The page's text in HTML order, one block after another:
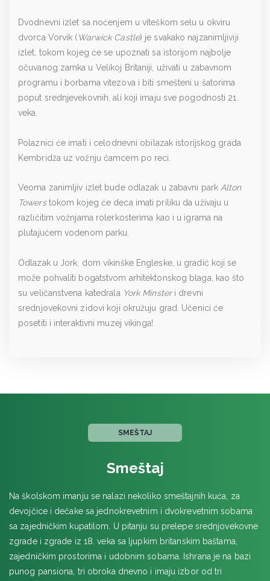
Dvodnevni izlet sa noćenjem u viteškom selu u okviru
dvorca Vorvik (Warwick Castle) je svakako najzanimljiviji
izlet, tokom kojeg će se upoznati sa istorijom najbolje
očuvanog zamka u Velikoj Britaniji, uživati u zabavnom
programu i borbama vitezova i biti smešteni u šatorima
poput srednjevekovnih, ali koji imaju sve pogodnosti 21.
veka.
Polaznici će imati i celodnevni obilazak istorijskog grada
Kembridža uz vožnju čamcem po reci.
Veoma zanimljiv izlet bude odlazak u zabavni park Alton
Towerstokom kojeg će deca imati priliku da uživaju u
različitim vožnjama rolerkosterima kao i u igrama na
plutajućem vodenom parku.
Odlazak u Jork, dom vikinške Engleske, u gradić koji se
može pohvaliti bogatstvom arhitektonskog blaga, kao što
su veličanstvena katedrala York Minsteri drevni
srednjovekovni zidovi koji okružuju grad. Učenici će
posetiti i interaktivni muzej vikinga!
SMEŠTAJ
Smeštaj
Na školskom imanju se nalazi nekoliko smeštajnih kuća, za
devojčice i dečake sa jednokrevetnim i dvokrevetnim sobama
sa zajedničkim kupatilom. U pitanju su prelepe srednjovekovne
zgrade i zgrade iz 18. veka sa ljupkim britanskim baštama,
zajedničkim prostorima i udobnim sobama. Ishrana je na bazi
punog pansiona, tri obroka dnevno i imaju izbor od tri